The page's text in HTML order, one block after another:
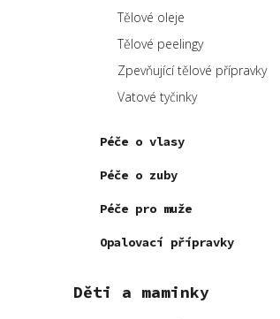
Tělové oleje
Tělové peelingy
Zpevňující tělové přípravky
Vatové tyčinky
Péče o vlasy
Péče o zuby
Péče pro muže
Opalovací přípravky
Děti a maminky